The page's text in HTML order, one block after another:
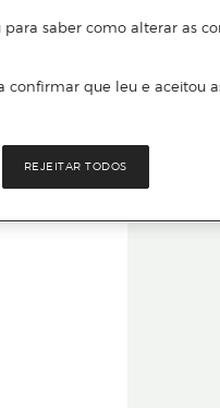
saber como alterar as
confirmar que leu e aceitou
REJEITAR TODOS